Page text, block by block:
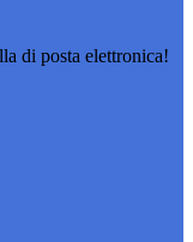
di posta elettronica!